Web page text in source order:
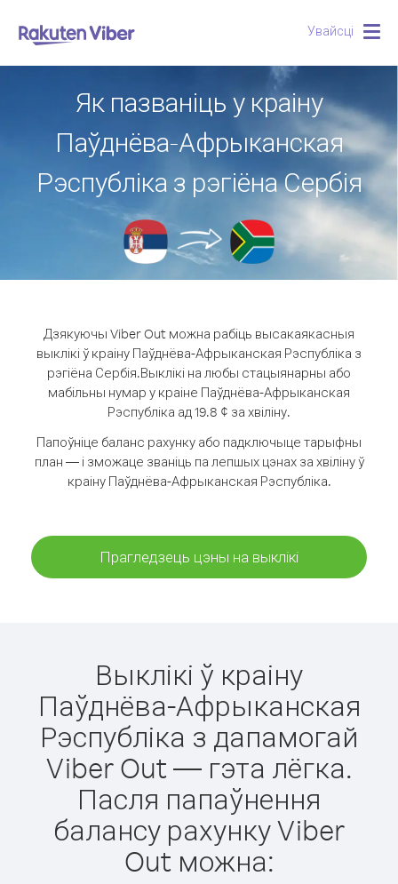
Увайсці
Як пазваніць у краіну
Паўднёва-Афрыканская
Рэспубліка з рэгіёна Сербія
Дзякуючы Viber Out можна рабіць высакаякасныя
выклікі ў краіну Паўднёва-Афрыканская Рэспубліка з
рэгіёна Сербія.Выклікі на любы стацыянарны або
мабільны нумар у краіне Паўднёва-Афрыканская
Рэспубліка ад 19.8 ¢ за хвіліну.
Папоўніце баланс рахунку або падключыце тарыфны
план — і зможаце званіць па лепшых цэнах за хвіліну ў
краіну Паўднёва-Афрыканская Рэспубліка.
Прагледзець цэны на выклікі
Выклікі ў краіну
Паўднёва-Афрыканская
Рэспубліка з дапамогай
Viber Out — гэта лёгка.
Пасля папаўнення
балансу рахунку Viber
Out можна: